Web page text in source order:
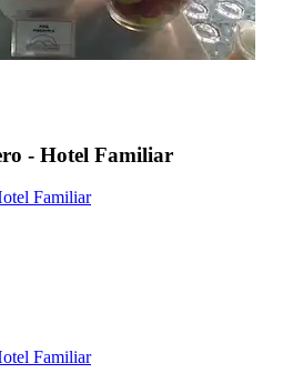
- Hotel Familiar
Familiar
Familiar